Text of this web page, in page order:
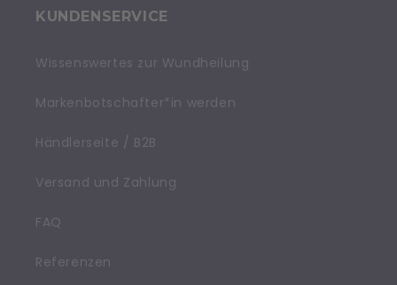
KUNDENSERVICE
Wissenswertes zur Wundheilung
Markenbotschafter*in werden
Händlerseite / B2B
Versand und Zahlung
FAQ
Referenzen